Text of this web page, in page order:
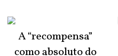
A “recompensa”
como absoluto do